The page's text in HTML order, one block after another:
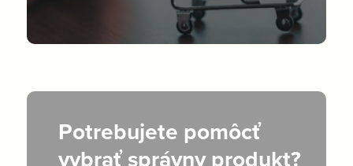
Potrebujete pomôcť
vybrať správny produkt?